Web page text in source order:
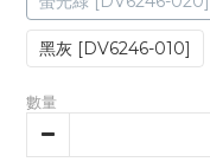
黑灰 [DV6246-010]
數量